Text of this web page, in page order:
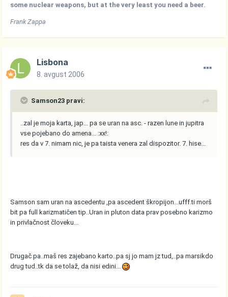
some nuclear weapons, but at the very least you need a beer.
Frank Zappa
Lisbona
8. avgust 2006
Samson23 pravi:
..zal je moja karta, jap... pa se uran na asc. - razen lune in jupitra
vse pojebano do amena... :xx!:
res da v 7. nimam nic, je pa taista venera zal dispozitor. 7. hise...
Samson sam uran na ascedentu ,pa ascedent škropijon...ufff.ti morš
bit pa full karizmatičen tip..Uran in pluton data prav posebno karizmo
in privlačnost človeku...
Drugač pa..maš res zajebano karto..pa sj jo mam jz tud,..pa marsikdo
drug tud..tk da se tolaž, da nisi edini...